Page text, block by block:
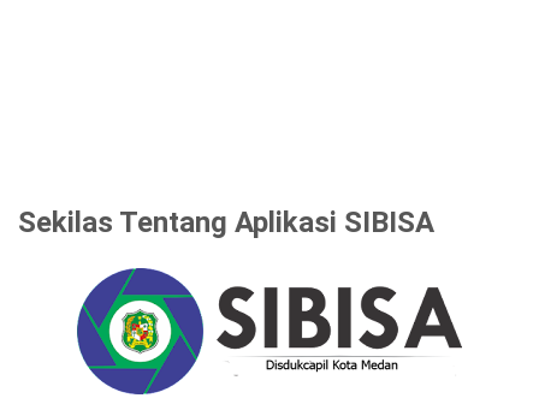
Sekilas Tentang Aplikasi SIBISA